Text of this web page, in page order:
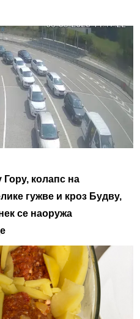
колапс на
гужве и кроз Будву,
се наоружа